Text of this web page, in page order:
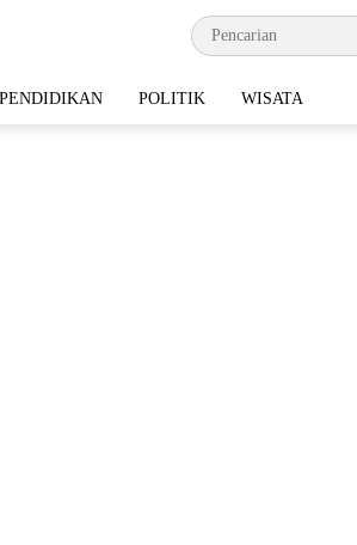
PENDIDIKAN POLITIK WISATA